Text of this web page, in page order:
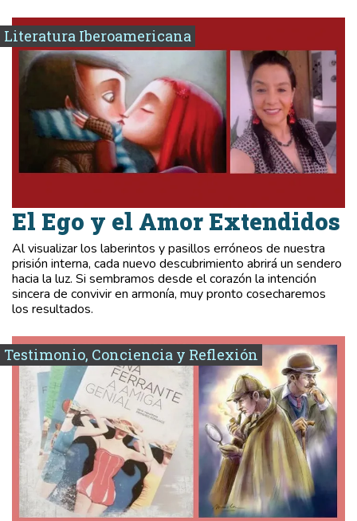
Literatura Iberoamericana
El Ego y el Amor Extendidos
Al visualizar los laberintos y pasillos erróneos de nuestra
prisión interna, cada nuevo descubrimiento abrirá un sendero
hacia la luz. Si sembramos desde el corazón la intención
sincera de convivir en armonía, muy pronto cosecharemos
los resultados.
Testimonio, Conciencia y Reflexión